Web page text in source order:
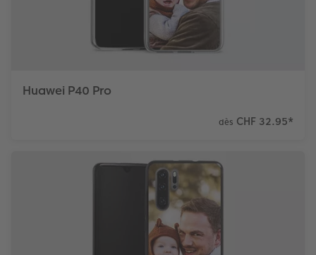
Huawei P40 Pro
dès CHF 32.95*